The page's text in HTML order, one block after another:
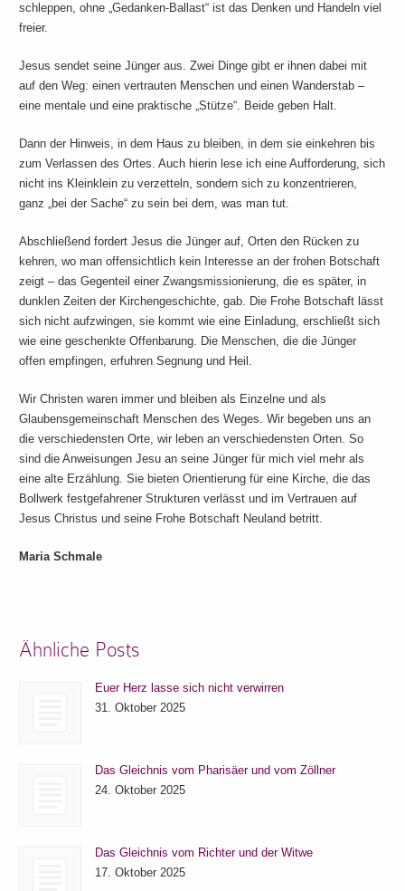
schleppen, ohne „Gedanken-Ballast“ ist das Denken und Handeln viel
freier.
Jesus sendet seine Jünger aus. Zwei Dinge gibt er ihnen dabei mit
auf den Weg: einen vertrauten Menschen und einen Wanderstab –
eine mentale und eine praktische „Stütze“. Beide geben Halt.
Dann der Hinweis, in dem Haus zu bleiben, in dem sie einkehren bis
zum Verlassen des Ortes. Auch hierin lese ich eine Aufforderung, sich
nicht ins Kleinklein zu verzetteln, sondern sich zu konzentrieren,
ganz „bei der Sache“ zu sein bei dem, was man tut.
Abschließend fordert Jesus die Jünger auf, Orten den Rücken zu
kehren, wo man offensichtlich kein Interesse an der frohen Botschaft
zeigt – das Gegenteil einer Zwangsmissionierung, die es später, in
dunklen Zeiten der Kirchengeschichte, gab. Die Frohe Botschaft lässt
sich nicht aufzwingen, sie kommt wie eine Einladung, erschließt sich
wie eine geschenkte Offenbarung. Die Menschen, die die Jünger
offen empfingen, erfuhren Segnung und Heil.
Wir Christen waren immer und bleiben als Einzelne und als
Glaubensgemeinschaft Menschen des Weges. Wir begeben uns an
die verschiedensten Orte, wir leben an verschiedensten Orten. So
sind die Anweisungen Jesu an seine Jünger für mich viel mehr als
eine alte Erzählung. Sie bieten Orientierung für eine Kirche, die das
Bollwerk festgefahrener Strukturen verlässt und im Vertrauen auf
Jesus Christus und seine Frohe Botschaft Neuland betritt.
Maria Schmale
Ähnliche Posts
Euer Herz lasse sich nicht verwirren
31. Oktober 2025
Das Gleichnis vom Pharisäer und vom Zöllner
24. Oktober 2025
Das Gleichnis vom Richter und der Witwe
17. Oktober 2025